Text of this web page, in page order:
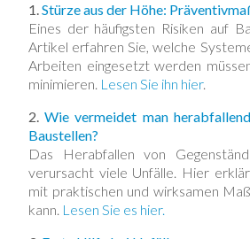
1.Stürze aus der Höhe:
Eines der häufigsten Risiken auf
Artikel erfahren Sie, welche
Arbeiten eingesetzt werden
minimieren. Lesen Sie ihn hier.
2.Wie vermeidet man
Baustellen?
Das Herabfallen von
verursacht viele Unfälle. Hier
mit praktischen und wirksamen
kann. Lesen Sie es hier.